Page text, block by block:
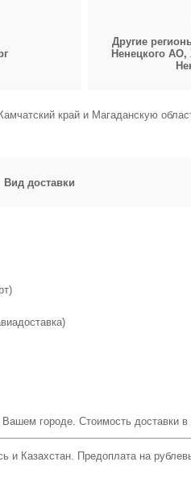
Другие
Ненецкого
край и Магаданскую
Вид доставки
городе. Стоимость доставки
и Казахстан. Предоплата на